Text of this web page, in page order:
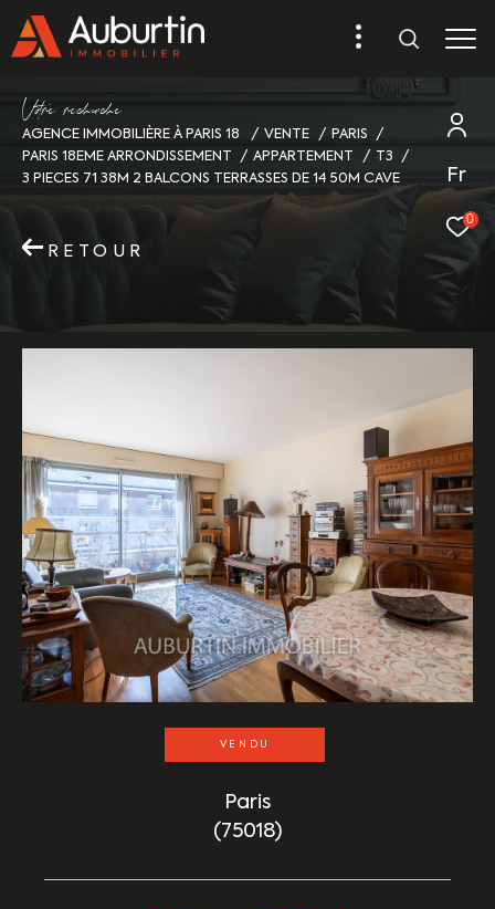
Fr
0
Vore recece
AGENCE IMMOBILIÈRE À PARIS 18 VENTE
PARIS
PARIS 18EME ARRONDISSEMENT
APPARTEMENT
T3
3 PIECES 71 38M 2 BALCONS TERRASSES DE 14 50M CAVE
RETOUR
VENDU
Paris
(75018)